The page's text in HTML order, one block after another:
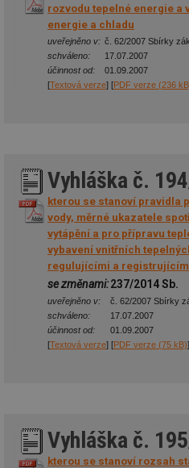
rozvodu tepelné energie a
energie a chladu
uveřejněno v: č. 62/2007 Sbírky
schváleno:
17.07.2007
účinnost od:
01.09.2007
[Textová verze] [PDF verze (236
Vyhláška č.
kterou se stanoví pravidla
vody, měrné ukazatele
vytápění a pro přípravu
vybavení vnitřních
regulujícími a
se změnami:237/2014 Sb.
uveřejněno v:
č. 62/2007 Sbírky
schváleno:
17.07.2007
účinnost od:
01.09.2007
[Textová verze] [PDF verze (75 kB)]
Vyhláška č.
kterou se stanoví rozsah